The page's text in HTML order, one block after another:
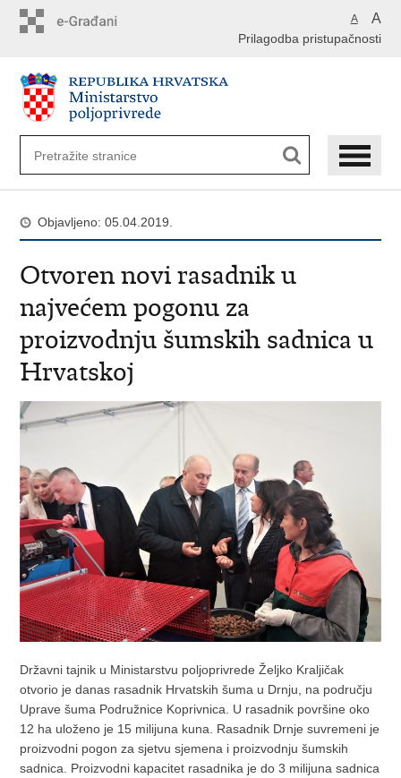
A A
Prilagodba pristupačnosti
Objavljeno: 05.04.2019.
Otvoren novi rasadnik u
najvećem pogonu za
proizvodnju šumskih sadnica u
Hrvatskoj
Državni tajnik u Ministarstvu poljoprivrede Željko Kraljičak
otvorio je danas rasadnik Hrvatskih šuma u Drnju, na području
Uprave šuma Podružnice Koprivnica. U rasadnik površine oko
12 ha uloženo je 15 milijuna kuna. Rasadnik Drnje suvremeni je
proizvodni pogon za sjetvu sjemena i proizvodnju šumskih
sadnica. Proizvodni kapacitet rasadnika je do 3 milijuna sadnica